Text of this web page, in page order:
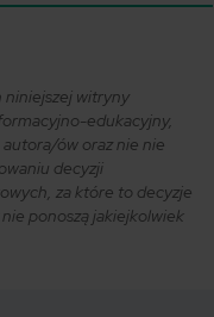
niniejszej witryny
edukacyjny,
ów oraz nie nie
decyzji
za które to decyzje
ponoszą jakiejkolwiek